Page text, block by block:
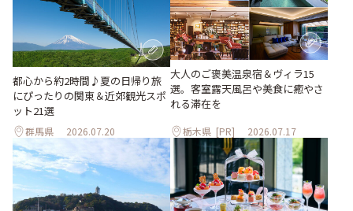
都心から約2時間♪夏の日帰り旅
にぴったりの関東＆近郊観光スポ
ット21選
群馬県 2026.07.20
大人のご褒美温泉宿＆ヴィラ15
選。客室露天風呂や美食に癒やさ
れる滞在を
栃木県 [PR] 2026.07.17